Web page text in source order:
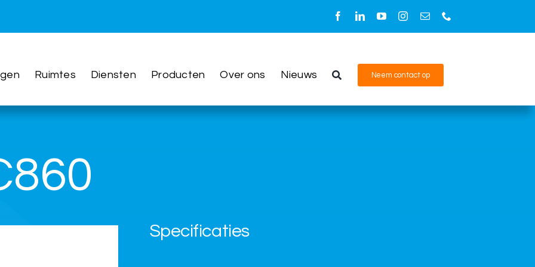
Ruimtes Diensten Producten Over ons Nieuws Neem contact op
Specificaties